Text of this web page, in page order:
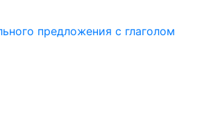
предложения с глаголом